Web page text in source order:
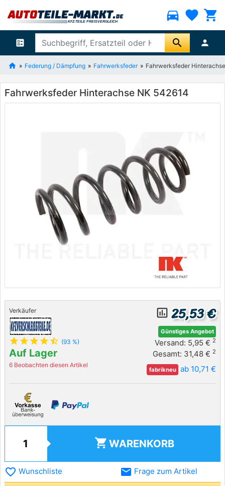
directions_car favorite shopping_cart
ballot search person
Federung / Dämpfung Fahrwerksfeder Fahrwerksfeder
Fahrwerksfeder Hinterachse NK 542614
Verkäufer
star star star star star_half (93 %)
Auf Lager
6 Beobachten diesen Artikel
insert_chart_outlined 25,53 €
Günstiges Angebot
Versand: 5,95 € 2
Gesamt: 31,48 € 2
fabrikneu ab 10,71 €
shopping_cart WARENKORB
favorite_border Wunschliste email Frage zum Artikel